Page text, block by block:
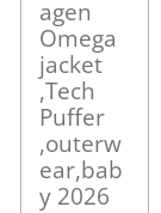
agen
Omega
jacket
,Tech
Puffer
,outerw
ear,bab
y 2026